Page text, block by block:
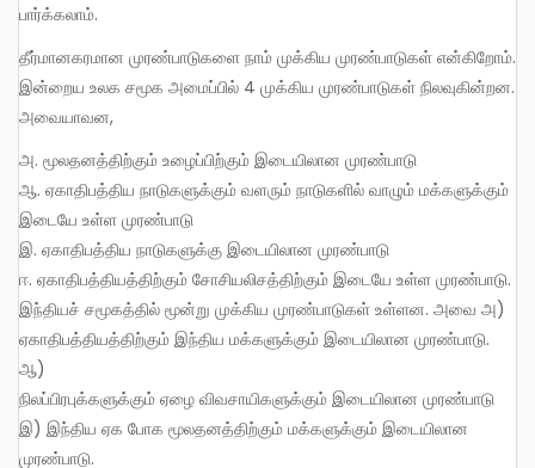
பார்க்கலாம்.
தீர்மானகரமான முரண்பாடுகளை நாம் முக்கிய முரண்பாடுகள் என்கிறோம்.
இன்றைய உலக சமூக அமைப்பில் 4 முக்கிய முரண்பாடுகள் நிலவுகின்றன.
அவையாவன,
அ. மூலதனத்திற்கும் உழைப்பிற்கும் இடையிலான முரண்பாடு
ஆ. ஏகாதிபத்திய நாடுகளுக்கும் வளரும் நாடுகளில் வாழும் மக்களுக்கும்
இடையே உள்ள முரண்பாடு
இ. ஏகாதிபத்திய நாடுகளுக்கு இடையிலான முரண்பாடு
ஈ. ஏகாதிபத்தியத்திற்கும் சோசியலிசத்திற்கும் இடையே உள்ள முரண்பாடு.
இந்தியச் சமூகத்தில் மூன்று முக்கிய முரண்பாடுகள் உள்ளன. அவை அ)
ஏகாதிபத்தியத்திற்கும் இந்திய மக்களுக்கும் இடையிலான முரண்பாடு.
ஆ)
நிலப்பிரபுக்களுக்கும் ஏழை விவசாயிகளுக்கும் இடையிலான முரண்பாடு
இ) இந்திய ஏக போக மூலதனத்திற்கும் மக்களுக்கும் இடையிலான
முரண்பாடு.